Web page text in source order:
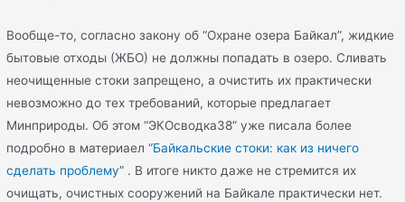
Вообще-то, согласно закону об “Охране озера Байкал”, жидкие
бытовые отходы (ЖБО) не должны попадать в озеро. Сливать
неочищенные стоки запрещено, а очистить их практически
невозможно до тех требований, которые предлагает
Минприроды. Об этом “ЭКОсводка38” уже писала более
подробно в материаел “Байкальские стоки: как из ничего
сделать проблему” . В итоге никто даже не стремится их
очищать, очистных сооружений на Байкале практически нет.